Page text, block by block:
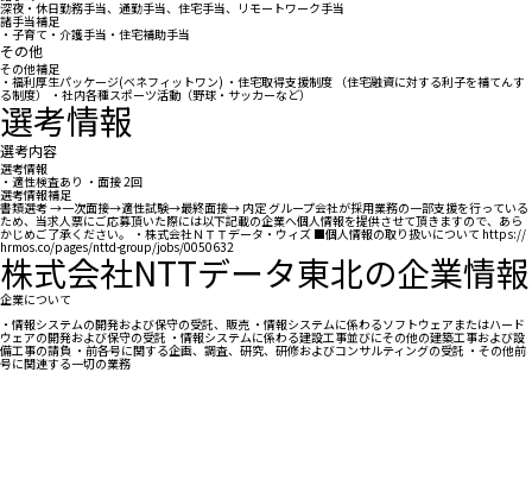
深夜・休日勤務手当、通勤手当、住宅手当、リモートワーク手当
諸手当補足
・子育て・介護手当・住宅補助手当
その他
その他補足
・福利厚生パッケージ(ベネフィットワン) ・住宅取得支援制度 （住宅融資に対する利子を補てんす
る制度） ・社内各種スポーツ活動（野球・サッカーなど）
選考情報
選考内容
選考情報
・適性検査あり ・面接 2回
選考情報補足
書類選考 →一次面接→適性試験→最終面接→ 内定 グループ会社が採用業務の一部支援を行っている
ため、当求人票にご応募頂いた際には以下記載の企業へ個人情報を提供させて頂きますので、あら
かじめご了承ください。 ・株式会社ＮＴＴデータ・ウィズ ■個人情報の取り扱いについて https://
hrmos.co/pages/nttd-group/jobs/0050632
株式会社NTTデータ東北の企業情報
企業について
・情報システムの開発および保守の受託、販売 ・情報システムに係わるソフトウェアまたはハード
ウェアの開発および保守の受託 ・情報システムに係わる建設工事並びにその他の建築工事および設
備工事の請負 ・前各号に関する企画、調査、研究、研修およびコンサルティングの受託 ・その他前
号に関連する一切の業務